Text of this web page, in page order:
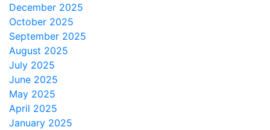
December 2025
October 2025
September 2025
August 2025
July 2025
June 2025
May 2025
April 2025
January 2025